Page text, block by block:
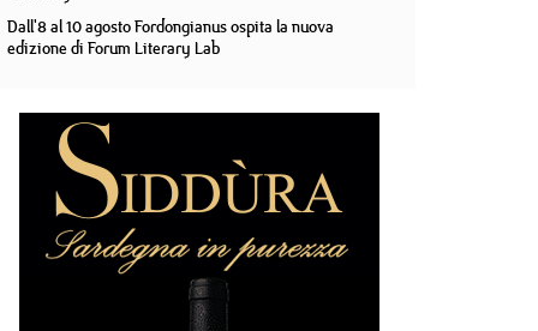
Dall'8 al 10 agosto Fordongianus ospita la nuova
edizione di Forum Literary Lab